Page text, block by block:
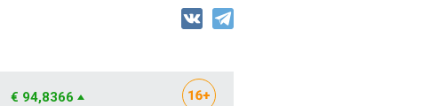
€ 94,8366